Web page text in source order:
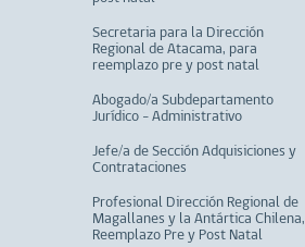
Secretaria para la Dirección
Regional de Atacama, para
reemplazo pre y post natal
Abogado/a Subdepartamento
Jurídico - Administrativo
Jefe/a de Sección Adquisiciones y
Contrataciones
Profesional Dirección Regional de
Magallanes y la Antártica Chilena,
Reemplazo Pre y Post Natal